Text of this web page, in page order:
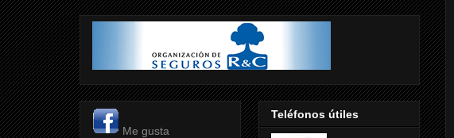
Me gusta
Teléfonos útiles